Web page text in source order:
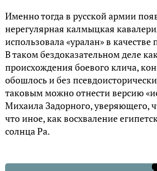
Именно тогда в русской армии
нерегулярная калмыцкая
использовала «уралан» в качестве
В таком бездоказательном деле
происхождения боевого клича,
обошлось и без
таковым можно отнести версию
Михаила Задорного, уверяющего,
что иное, как восхваление
солнца Ра.